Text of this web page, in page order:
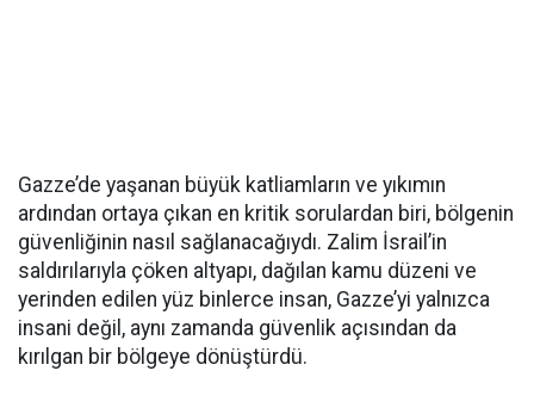
Gazze’de yaşanan büyük katliamların ve yıkımın
ardından ortaya çıkan en kritik sorulardan biri, bölgenin
güvenliğinin nasıl sağlanacağıydı. Zalim İsrail’in
saldırılarıyla çöken altyapı, dağılan kamu düzeni ve
yerinden edilen yüz binlerce insan, Gazze’yi yalnızca
insani değil, aynı zamanda güvenlik açısından da
kırılgan bir bölgeye dönüştürdü.